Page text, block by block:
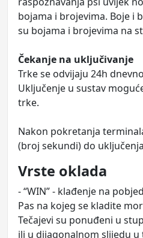
bojama i brojevima. Boje i
su bojama i brojevima na
Čekanje na uključivanje
Trke se odvijaju 24h
Uključenje u sustav
trke.
Nakon pokretanja
(broj sekundi) do
Vrste oklada
- “WIN” - klađenje na
Pas na kojeg se kladite
Tečajevi su ponuđeni u
ili u dijagonalnom slijedu